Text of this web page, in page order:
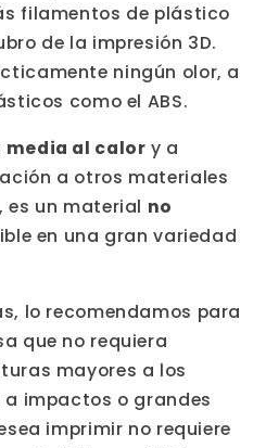
filamentos de plástico
de la impresión 3D.
ningún olor, a
como el ABS.
al calor y a
a otros materiales
es un material no
en una gran variedad
lo recomendamos para
que no requiera
mayores a los
impactos o grandes
imprimir no requiere